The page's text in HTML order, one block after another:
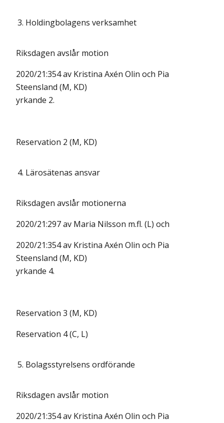
3. Holdingbolagens verksamhet
Riksdagen avslår motion
2020/21:354 av Kristina Axén Olin och Pia
Steensland (M, KD)
yrkande 2.
Reservation 2 (M, KD)
4. Lärosätenas ansvar
Riksdagen avslår motionerna
2020/21:297 av Maria Nilsson m.fl. (L) och
2020/21:354 av Kristina Axén Olin och Pia
Steensland (M, KD)
yrkande 4.
Reservation 3 (M, KD)
Reservation 4 (C, L)
5. Bolagsstyrelsens ordförande
Riksdagen avslår motion
2020/21:354 av Kristina Axén Olin och Pia